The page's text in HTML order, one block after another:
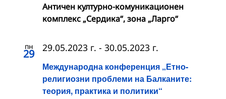
Античен културно-комуникационен
комплекс „Сердика“, зона „Ларго“
пн
29
Международна конференция „Етно-
религиозни проблеми на Балканите:
теория, практика и политики“
29.05.2023 г. - 30.05.2023 г.